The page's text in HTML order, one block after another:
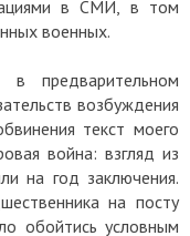
в СМИ, в том
военных.
предварительном
возбуждения
текст моего
война: взгляд из
на год заключения.
на посту
обойтись условным